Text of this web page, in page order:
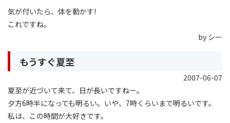
気が付いたら、体を動かす!
これですね。
by シー
もうすぐ夏至
2007-06-07
夏至が近づいて来て、日が長いですねー。
夕方6時半になっても明るい。いや、7時くらいまで明るいです。
私は、この時間が大好きです。